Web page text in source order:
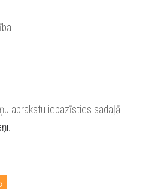
aprakstu iepazīsties sadaļā
.